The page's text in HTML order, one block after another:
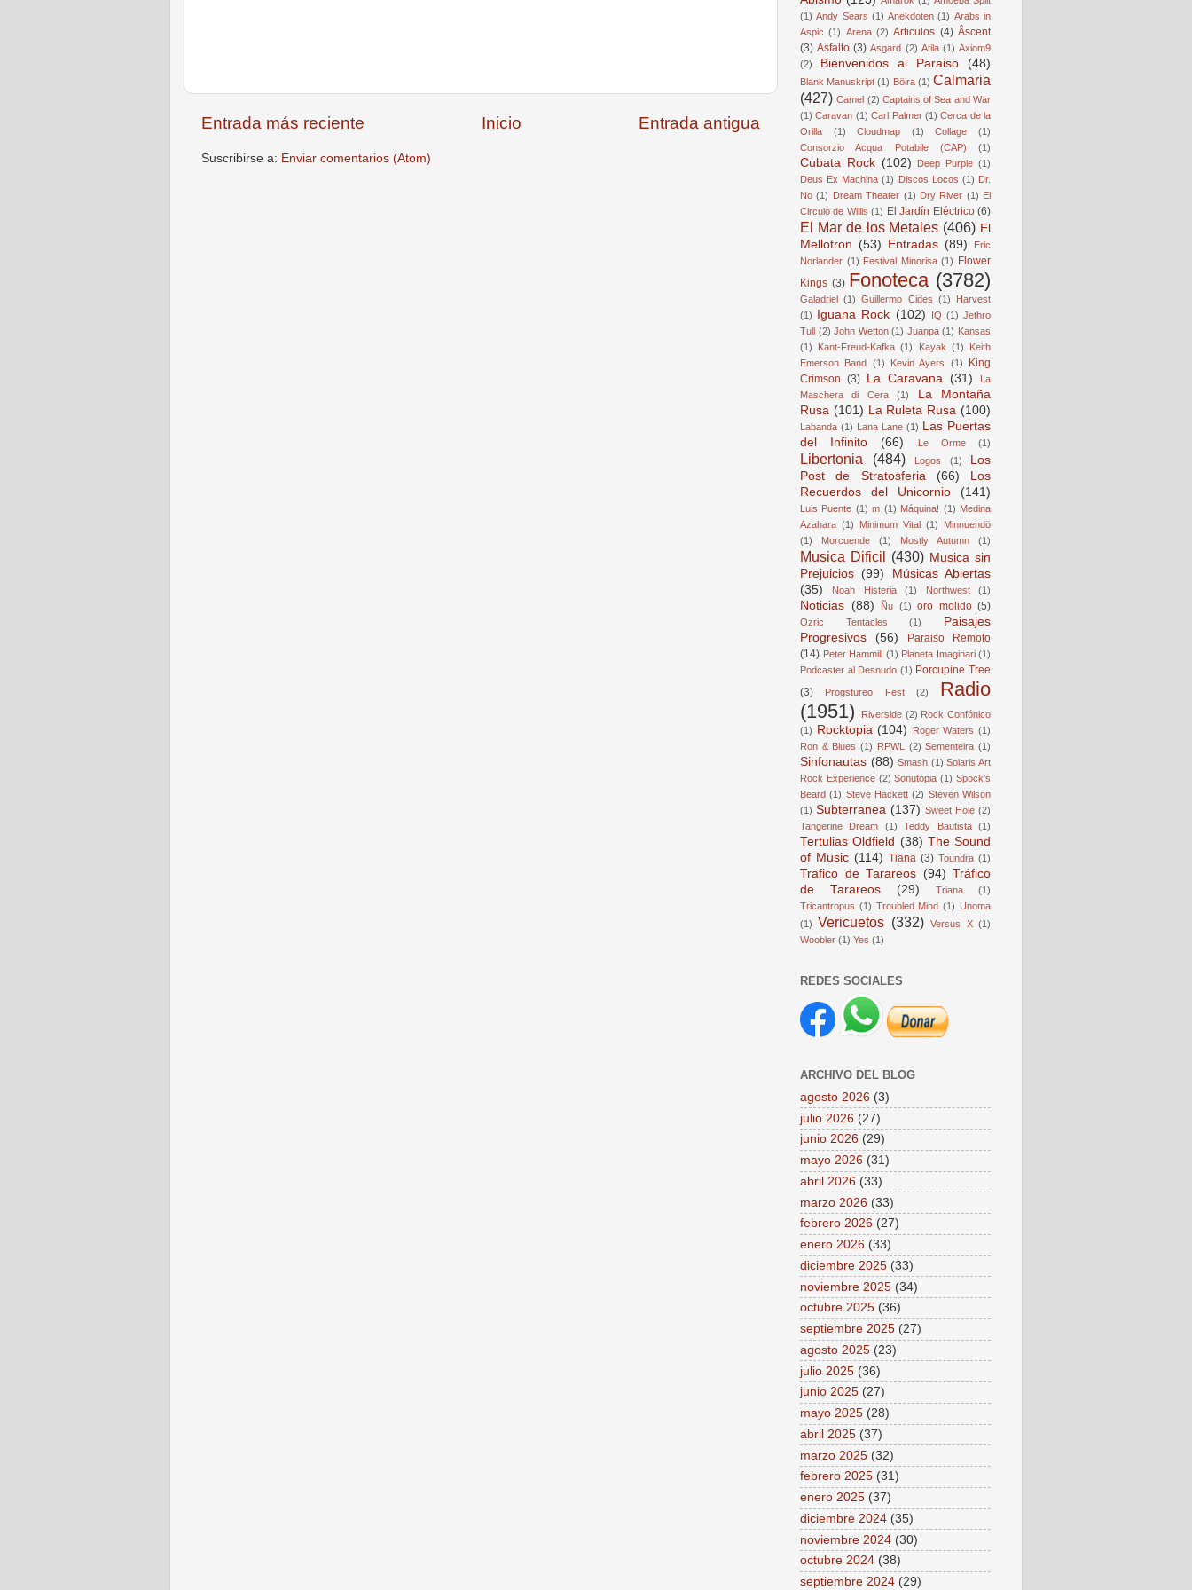
Entrada más reciente Entrada antigua
Inicio
Suscribirse a: Enviar comentarios (Atom)
(1) Andy Sears (1) Anekdoten (1) Arabs in
Aspic (1) Arena (2) Articulos (4) Âscent
(3) Asfalto (3) Asgard (2) Atila (1) Axiom9
(2)
Bienvenidos al Paraiso (48)
Blank Manuskript (1) Böira (1) Calmaria
(427) Camel (2) Captains of Sea and War
(1) Caravan (1) Carl Palmer (1) Cerca de la
Orilla
(1) Cloudmap (1) Collage
(1)
Consorzio Acqua Potabile (CAP)
(1)
Cubata Rock (102) Deep Purple (1)
Deus Ex Machina (1) Discos Locos (1) Dr.
No (1) Dream Theater (1) Dry River (1) El
Circulo de Willis (1) El Jardín Eléctrico (6)
El Mar de los Metales (406) El
Mellotron (53) Entradas (89)
Eric
Norlander (1) Festival Minorisa (1) Flower
Kings (3) Fonoteca (3782)
Galadriel (1) Guillermo Cides (1)
Harvest
(1) Iguana Rock (102) IQ (1) Jethro
Tull (2) John Wetton (1) Juanpa (1) Kansas
(1)
Kant-Freud-Kafka (1) Kayak (1)
Keith
Emerson Band (1) Kevin Ayers (1)
King
Crimson (3) La Caravana (31)
La
Maschera di Cera
(1)
La Montaña
Rusa (101) La Ruleta Rusa (100)
Labanda (1) Lana Lane (1) Las Puertas
del Infinito
(66) Le Orme (1)
Libertonia (484) Logos (1)
Los
Post de Stratosferia
(66)
Los
Recuerdos del Unicornio
(141)
Luis Puente (1) m (1) Máquina! (1) Medina
Azahara (1) Minimum Vital (1)
Minnuendö
(1)
Morcuende (1) Mostly Autumn (1)
Musica Dificil (430) Musica sin
Prejuicios (99)
Músicas Abiertas
(35)
Noah Histeria (1) Northwest (1)
Noticias (88) Ñu (1) oro molido (5)
Ozric Tentacles (1)
Paisajes
Progresivos
(56)
Paraiso Remoto
(14) Peter Hammill (1) Planeta Imaginari (1)
Podcaster al Desnudo (1) Porcupine Tree
(3)
Progstureo Fest (2)
Radio
(1951)
Riverside (2) Rock Confónico
(1) Rocktopia (104) Roger Waters (1)
Ron & Blues (1) RPWL (2) Sementeira (1)
Sinfonautas (88) Smash (1) Solaris Art
Rock Experience (2) Sonutopia (1) Spock's
Beard (1) Steve Hackett (2) Steven Wilson
(1) Subterranea (137) Sweet Hole (2)
Tangerine Dream
(1) Teddy Bautista (1)
Tertulias Oldfield (38) The Sound
of Music (114) Tiana (3) Toundra (1)
Trafico de Tarareos (94) Tráfico
de Tarareos
(29) Triana
(1)
Tricantropus (1) Troubled Mind (1) Unoma
(1)
Vericuetos (332) Versus X (1)
Woobler (1) Yes (1)
REDES SOCIALES
ARCHIVO DEL BLOG
agosto 2026 (3)
julio 2026 (27)
junio 2026 (29)
mayo 2026 (31)
abril 2026 (33)
marzo 2026 (33)
febrero 2026 (27)
enero 2026 (33)
diciembre 2025 (33)
noviembre 2025 (34)
octubre 2025 (36)
septiembre 2025 (27)
agosto 2025 (23)
julio 2025 (36)
junio 2025 (27)
mayo 2025 (28)
abril 2025 (37)
marzo 2025 (32)
febrero 2025 (31)
enero 2025 (37)
diciembre 2024 (35)
noviembre 2024 (30)
octubre 2024 (38)
septiembre 2024 (29)